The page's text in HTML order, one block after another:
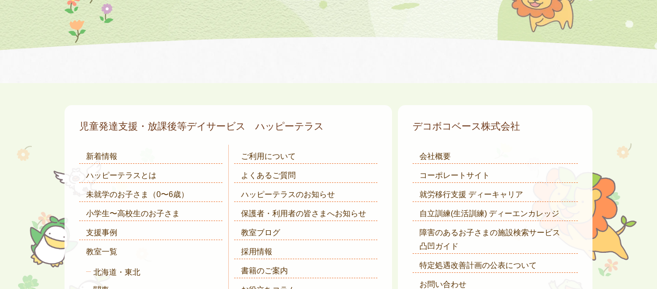
児童発達支援・放課後等デイサービス ハッピーテラス
新着情報
ハッピーテラスとは
未就学のお子さま （0〜6歳）
小学生〜高校生のお子さま
支援事例
教室一覧
北海道・東北
ご利用について
よくあるご質問
ハッピーテラスのお知らせ
保護者・利用者の皆さまへお知らせ
教室ブログ
採用情報
書籍のご案内
デコボコベース株式会社
会社概要
コーポレートサイト
就労移行支援 ディーキャリア
自立訓練(生活訓練) ディーエンカレッジ
障害のあるお子さまの施設検索サービス
凸凹ガイド
特定処遇改善計画の公表について
お問い合わせ